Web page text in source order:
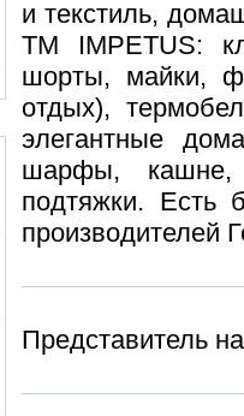
и текстиль,
ТМ IMPETUS:
шорты, майки,
отдых),
элегантные
шарфы, кашне,
подтяжки. Есть
производителей
Представитель